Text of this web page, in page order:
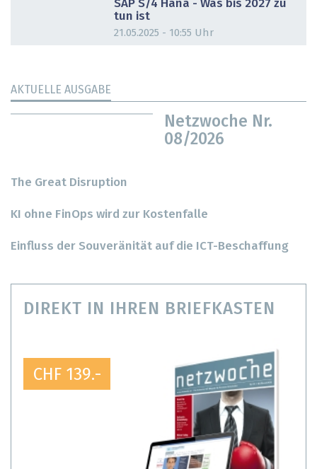
SAP S/4 Hana - Was bis 2027 zu
tun ist
21.05.2025 - 10:55 Uhr
AKTUELLE AUSGABE
Netzwoche Nr.
08/2026
The Great Disruption
KI ohne FinOps wird zur Kostenfalle
Einfluss der Souveränität auf die ICT-Beschaffung
DIREKT IN IHREN BRIEFKASTEN
CHF 139.-